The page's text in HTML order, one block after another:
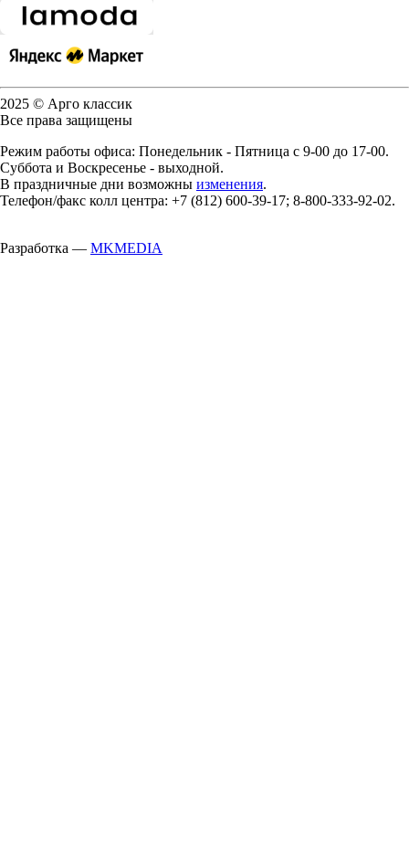
2025 © Арго классик
Все права защищены
Режим работы офиса: Понедельник - Пятница с 9-00 до 17-00.
Суббота и Воскресенье - выходной.
В праздничные дни возможны изменения.
Телефон/факс колл центра: +7 (812) 600-39-17; 8-800-333-92-02.
Разработка — MKMEDIA